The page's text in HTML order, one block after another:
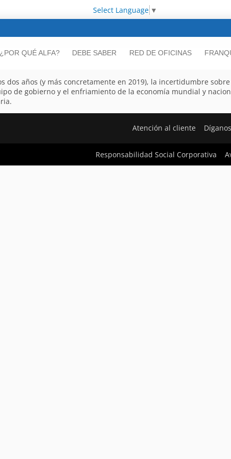
Select Language ▼
¿POR QUÉ ALFA? DEBE SABER RED DE OFICINAS
dos años (y más concretamente en 2019), la incertidumbre sobre
de gobierno y el enfriamiento de la economía mundial y
Atención al cliente
Responsabilidad Social Corporativa